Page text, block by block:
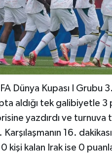
Dünya Kupası I Grubu
aldığı tek galibiyetle 3
yazdırdı ve turnuva
16.
kişi kalan Irak ise 0